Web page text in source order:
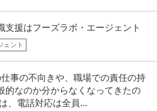
支援はフーズラボ・エージェント
ェント
事の不向きや、職場での責任の持
的なのか分からなくなってきたの
、電話対応は全員...